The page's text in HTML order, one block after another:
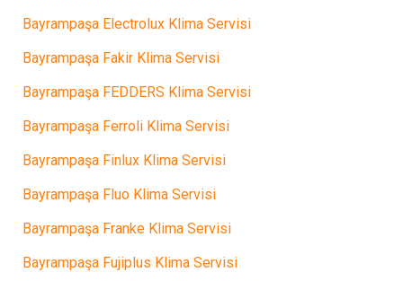
Bayrampaşa Electrolux Klima Servisi
Bayrampaşa Fakir Klima Servisi
Bayrampaşa FEDDERS Klima Servisi
Bayrampaşa Ferroli Klima Servisi
Bayrampaşa Finlux Klima Servisi
Bayrampaşa Fluo Klima Servisi
Bayrampaşa Franke Klima Servisi
Bayrampaşa Fujiplus Klima Servisi